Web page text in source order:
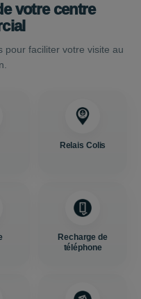
votre centre
pour faciliter votre visite au
Relais Colis
Recharge de
téléphone